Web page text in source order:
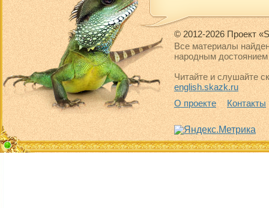
© 2012-2026 Проект
Все материалы
народным достоянием
Читайте и слушайте
english.skazk.ru
О проекте
Контакты